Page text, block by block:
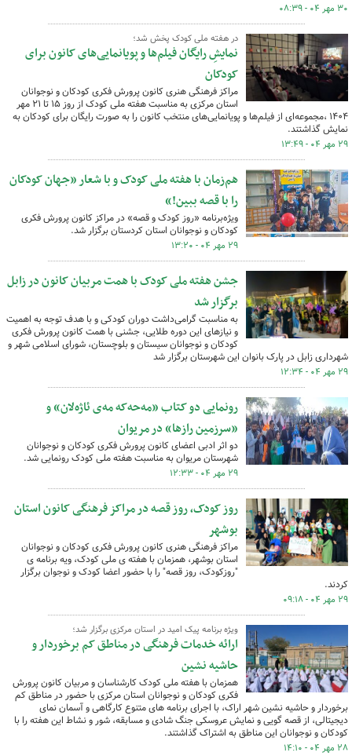
۳۰ مهر ۰۴ - ۰۸:۳۹
در هفته ملی کودک پخش شد؛
نمایشِ رایگان فیلم‌ها و پویانمایی‌های کانون برای
کودکان
مراکز فرهنگی هنری کانون پرورش فکری کودکان و نوجوانان
استان مرکزی به مناسبت هفته ملی کودک از روز ۱۵ تا ۲۱ مهر
۱۴۰۴ ،مجموعه‌ای از فیلم‌ها و پویانمایی‌های منتخب کانون را به صورت رایگان برای کودکان به
نمایش گذاشتند.
۲۹ مهر ۰۴ - ۱۳:۴۹
هم‌زمان با هفته ملی کودک و با شعار «جهان کودکان
را با قصه ببین!»
ویژه‌برنامه «روز کودک و قصه» در مراکز کانون پرورش فکری
کودکان و نوجوانان استان کردستان برگزار شد.
۲۹ مهر ۰۴ - ۱۳:۲۰
جشن هفته ملی کودک با همت مربیان کانون در زابل
برگزار شد
به مناسبت گرامی‌داشت دوران کودکی و با هدف توجه به اهمیت
و نیازهای این دوره طلایی، جشنی با همت کانون پرورش فکری
کودکان و نوجوانان سیستان و بلوچستان، شورای اسلامی شهر و
شهرداری زابل در پارک بانوان این شهرستان برگزار شد
۲۹ مهر ۰۴ - ۱۲:۳۴
رونمایی دو کتاب «مه‌حه‌که‌ مه‌ی ئاژه‌لان» و
«سرزمین رازها» در مریوان
دو اثر ادبی اعضای کانون پرورش فکری کودکان و نوجوانان
شهرستان مریوان به مناسبت هفته ملی کودک رونمایی شد.
۲۹ مهر ۰۴ - ۱۲:۳۳
روز کودک، روز قصه در مراکز فرهنگی کانون استان
بوشهر
مراکز فرهنگی هنری کانون پرورش فکری کودکان و نوجوانان
استان بوشهر، همزمان با هفته ی ملی کودک، ویه برنامه ی
"روزکودک، روز قصه" را با حضور اعضا کودک و نوجوان برگزار
کردند.
۲۹ مهر ۰۴ - ۰۹:۱۸
ویژه برنامه پیک امید در استان مرکزی برگزار شد؛
ارائه خدمات فرهنگی در مناطق کم برخوردار و
حاشیه نشین
همزمان با هفته ملی کودک کارشناسان و مربیان کانون پرورش
فکری کودکان و نوجوانان استان مرکزی با حضور در مناطق کم
برخوردار و حاشیه نشین شهر اراک، با اجرای برنامه های متنوع کارگاهی و آسمان نمای
دیجیتالی، از قصه گویی و نمایش عروسکی جنگ شادی و مسابقه، شور و نشاط این هفته را با
کودکان و نوجوانان این مناطق به اشتراک گذاشتند.
۲۸ مهر ۰۴ - ۱۴:۱۰